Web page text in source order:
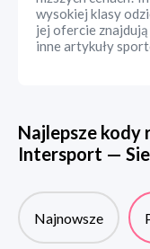
wysokiej klasy
jej ofercie
inne artykuły
Najlepsze kody
Intersport —
Najnowsze